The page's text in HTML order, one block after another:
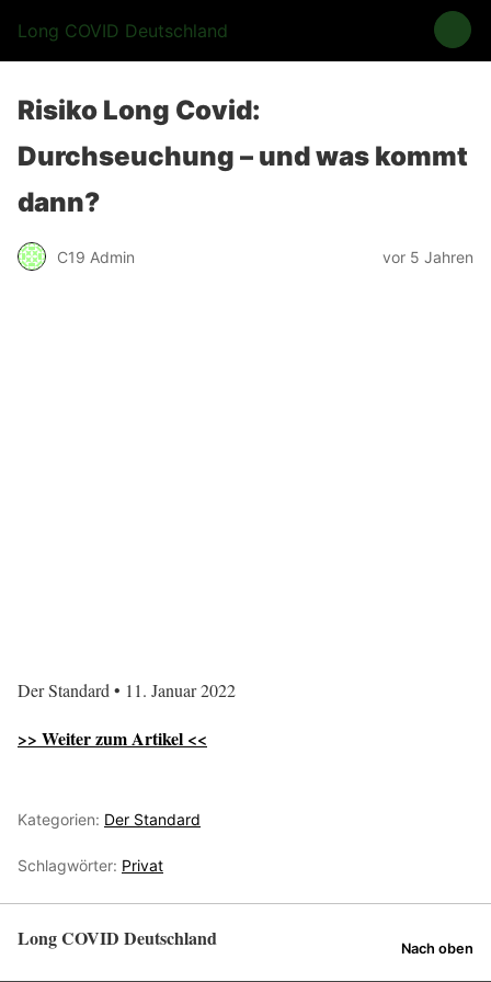
Long COVID Deutschland
Risiko Long Covid:
Durchseuchung – und was kommt
dann?
C19 Admin vor 5 Jahren
Der Standard • 11. Januar 2022
>> Weiter zum Artikel <<
Kategorien: Der Standard
Schlagwörter: Privat
Long COVID Deutschland Nach oben